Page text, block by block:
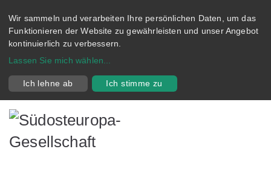
Wir sammeln und verarbeiten Ihre persönlichen Daten, um das
Funktionieren der Website zu gewährleisten und unser Angebot
kontinuierlich zu verbessern.
Lassen Sie mich wählen
Ich lehne ab Ich stimme zu